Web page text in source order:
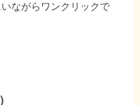
ながらワンクリックで